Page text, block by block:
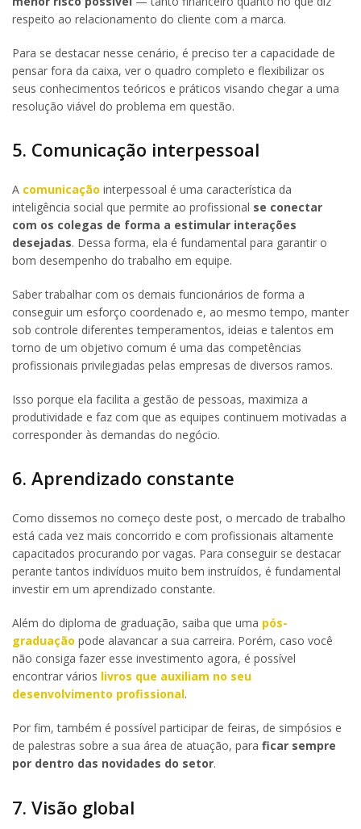
respeito ao relacionamento do cliente com a marca.
Para se destacar nesse cenário, é preciso ter a capacidade de
pensar fora da caixa, ver o quadro completo e flexibilizar os
seus conhecimentos teóricos e práticos visando chegar a uma
resolução viável do problema em questão.
5. Comunicação interpessoal
A comunicação interpessoal é uma característica da
inteligência social que permite ao profissional se conectar
com os colegas de forma a estimular interações
desejadas. Dessa forma, ela é fundamental para garantir o
bom desempenho do trabalho em equipe.
Saber trabalhar com os demais funcionários de forma a
conseguir um esforço coordenado e, ao mesmo tempo, manter
sob controle diferentes temperamentos, ideias e talentos em
torno de um objetivo comum é uma das competências
profissionais privilegiadas pelas empresas de diversos ramos.
Isso porque ela facilita a gestão de pessoas, maximiza a
produtividade e faz com que as equipes continuem motivadas a
corresponder às demandas do negócio.
6. Aprendizado constante
Como dissemos no começo deste post, o mercado de trabalho
está cada vez mais concorrido e com profissionais altamente
capacitados procurando por vagas. Para conseguir se destacar
perante tantos indivíduos muito bem instruídos, é fundamental
investir em um aprendizado constante.
Além do diploma de graduação, saiba que uma pós-
graduação pode alavancar a sua carreira. Porém, caso você
não consiga fazer esse investimento agora, é possível
encontrar vários livros que auxiliam no seu
desenvolvimento profissional.
Por fim, também é possível participar de feiras, de simpósios e
de palestras sobre a sua área de atuação, para ficar sempre
por dentro das novidades do setor.
7. Visão global